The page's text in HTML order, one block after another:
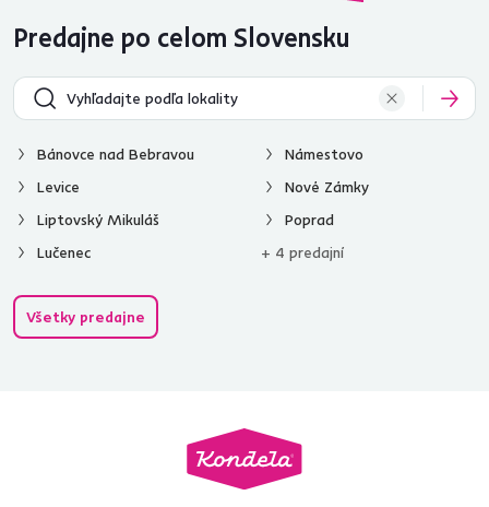
Predajne po celom Slovensku
Bánovce nad Bebravou
Levice
Liptovský Mikuláš
Lučenec
Námestovo
Nové Zámky
Poprad
+ 4 predajní
Všetky predajne